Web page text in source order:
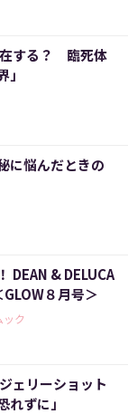
する？ 臨死体
に悩んだときの
DEAN & DELUCA
８月号＞
ク
ェリーショット
ずに」